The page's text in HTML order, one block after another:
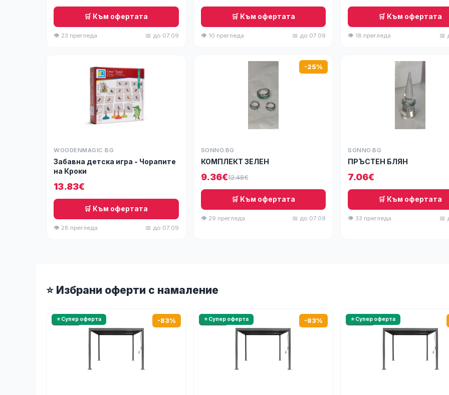
🛒 Към офертата
👁 23 прегледа 📅 до 07.09
🛒 Към офертата
👁 10 прегледа 📅 до 07.09
🛒 Към офертата
👁 18 прегледа 📅
WOODENMAGIC.BG
Забавна детска игра - Чорапите
на Кроки
13.83€
🛒 Към офертата
👁 28 прегледа 📅 до 07.09
-25%
SONNO.BG
КОМПЛЕКТ ЗЕЛЕН
9.36€12.48€
🛒 Към офертата
👁 29 прегледа 📅 до 07.09
SONNO.BG
ПРЪСТЕН БЛЯН
7.06€
🛒 Към офертата
👁 33 прегледа 📅
⭐ Избрани оферти с намаление
🔥 HOT
⭐ Супер оферта -83% 🔥 HOT
⭐ Супер оферта -83% 🔥 HOT
⭐ Супер оферта